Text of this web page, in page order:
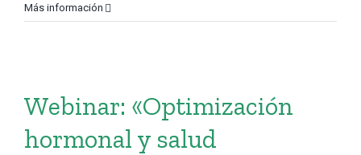
Más información
Webinar: «Optimización
hormonal y salud